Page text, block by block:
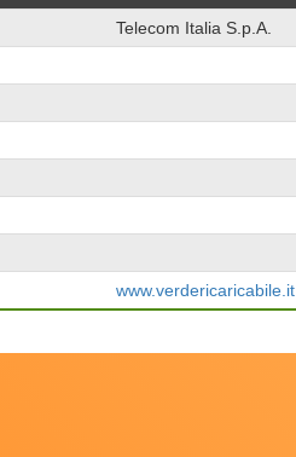
Telecom Italia S.p.A.
www.verdericaricabile.it